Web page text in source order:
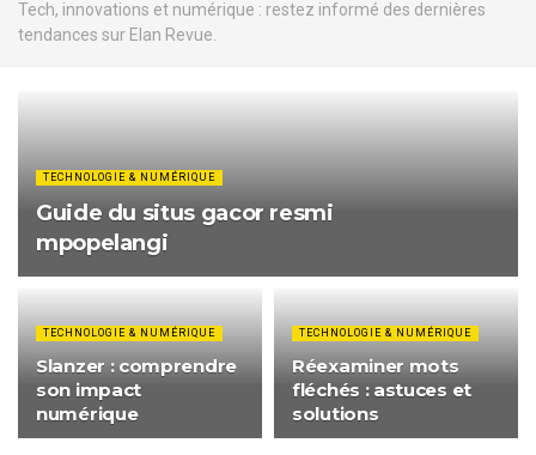
Tech, innovations et numérique : restez informé des dernières
tendances sur Elan Revue.
TECHNOLOGIE & NUMÉRIQUE
Guide du situs gacor resmi
mpopelangi
TECHNOLOGIE & NUMÉRIQUE
Slanzer : comprendre
son impact
numérique
TECHNOLOGIE & NUMÉRIQUE
Réexaminer mots
fléchés : astuces et
solutions